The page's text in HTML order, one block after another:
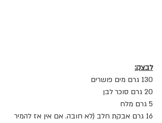
לבצק:
130 גרם מים פושרים
20 גרם סוכר לבן
5 גרם מלח
16 גרם אבקת חלב (לא חובה. אם אין אז להמיר